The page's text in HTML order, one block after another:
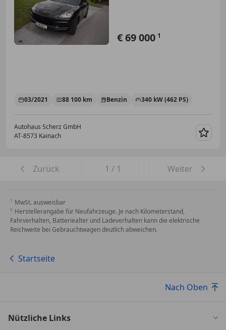
€ 69 000 1
03/2021 88 100 km Benzin 340 kW (462 PS)
Autohaus Scherz GmbH
AT-8573 Kainach
Zurück 1 / 1 Weiter
MwSt. ausweisbar
Herstellerangabe für Neufahrzeuge. Je nach Kilometerstand,
Fahrverhalten, Batteriealter und Ladeverhalten kann die elektrische
Reichweite bei Gebrauchtwagen deutlich abweichen.
Startseite
Nach Oben
Nützliche Links